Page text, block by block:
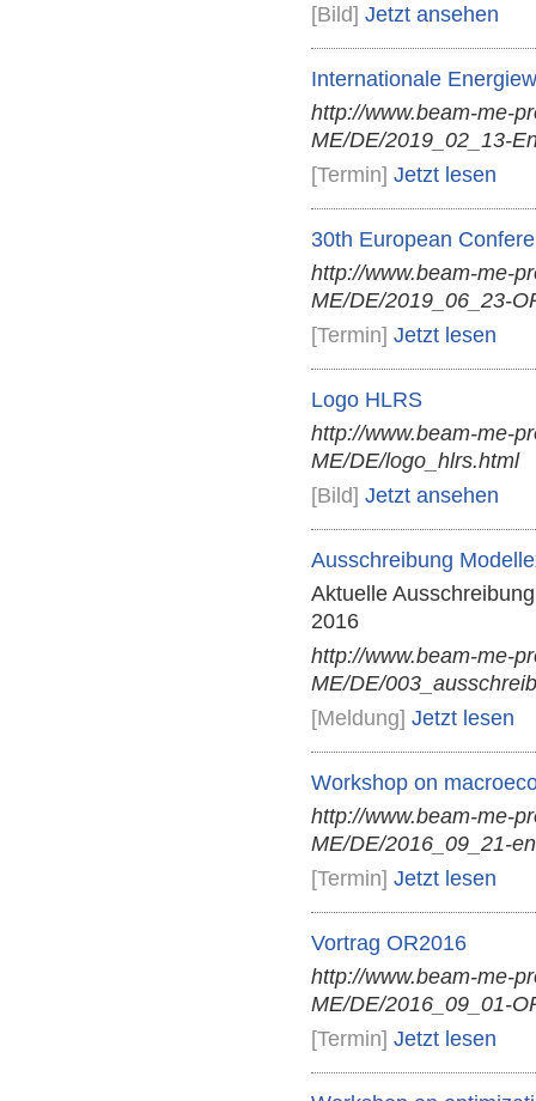
[Bild] Jetzt ansehen
Internationale
http://www.beam-me-
ME/DE/2019_02_13-
[Termin] Jetzt lesen
30th European
http://www.beam-me-
ME/DE/2019_06_23-
[Termin] Jetzt lesen
Logo HLRS
http://www.beam-me-
ME/DE/logo_hlrs.html
[Bild] Jetzt ansehen
Ausschreibung
Aktuelle
2016
http://www.beam-me-
ME/DE/
[Meldung] Jetzt lesen
Workshop on
http://www.beam-me-
ME/DE/2016_09_21-
[Termin] Jetzt lesen
Vortrag OR2016
http://www.beam-me-
ME/DE/2016_09_01-
[Termin] Jetzt lesen